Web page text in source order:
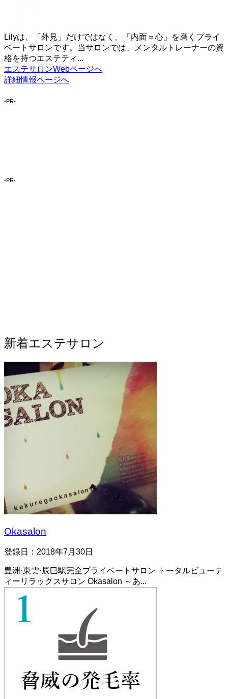
Lilyは、「外見」だけではなく、「内面＝心」を磨くプライ
ベートサロンです。当サロンでは、メンタルトレーナーの資
格を持つエステティ...
エステサロンWebページへ
詳細情報ページへ
-PR-
-PR-
新着エステサロン
Okasalon
登録日：2018年7月30日
豊洲·東雲·辰巳駅完全プライベートサロン トータルビューテ
ィーリラックスサロン Okasalon ～あ...